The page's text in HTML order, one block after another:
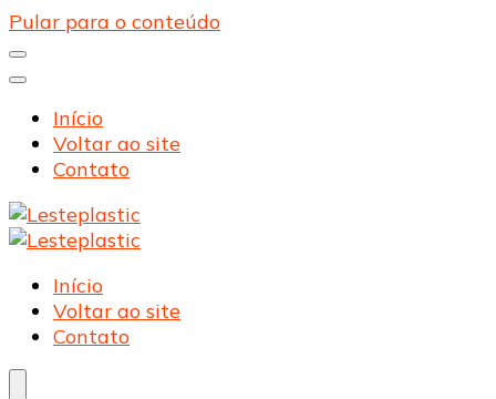
Pular para o conteúdo
Início
Voltar ao site
Contato
Lesteplastic
Blog – Lesteplastic
Lesteplastic
Blog – Lesteplastic
Início
Voltar ao site
Contato